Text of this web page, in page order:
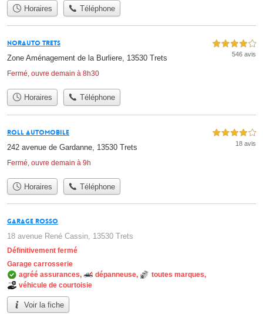
Horaires Téléphone
Norauto Trets
Zone Aménagement de la Burliere, 13530 Trets
Fermé, ouvre demain à 8h30
4,0 étoiles sur 5
546 avis
Horaires Téléphone
Roll Automobile
242 avenue de Gardanne, 13530 Trets
Fermé, ouvre demain à 9h
4,0 étoiles sur 5
18 avis
Horaires Téléphone
Garage Rosso
18 avenue René Cassin, 13530 Trets
Définitivement fermé
Garage carrosserie
agréé assurances, dépanneuse, toutes marques,
véhicule de courtoisie
Voir la fiche